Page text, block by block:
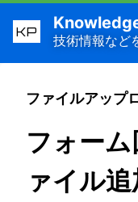
KP
技術情報など
ファイルアップ
フォー
ァイル